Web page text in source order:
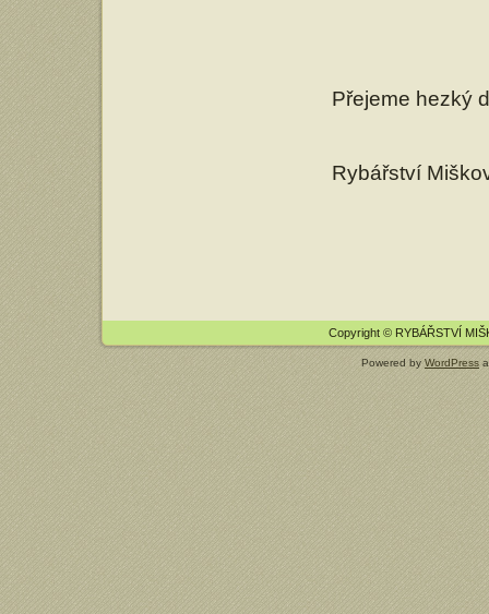
Přejeme hezký
Rybářství
Copyright © RYBÁŘSTVÍ
Powered byWordPress